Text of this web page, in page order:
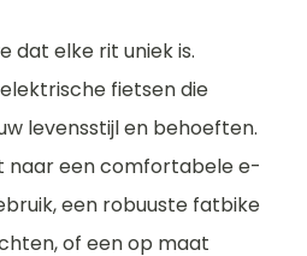
dat elke rit uniek is.
fietsen die
levensstijl en behoeften.
naar een comfortabele e-
een robuuste fatbike
of een op maat